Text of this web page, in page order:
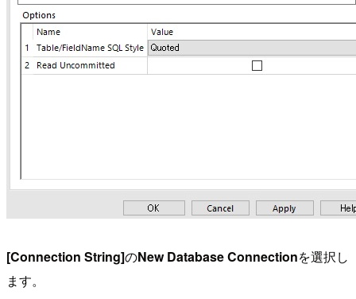
[Connection String]のNew Database Connectionを選択し
ます。